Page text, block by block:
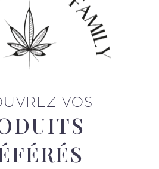
VOS